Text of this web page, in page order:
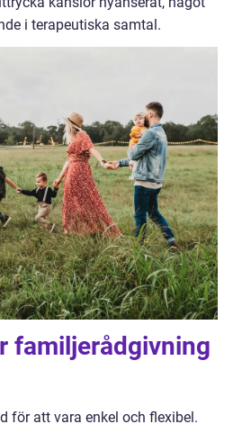
i terapeutiska samtal.
familjerådgivning
för att vara enkel och flexibel.